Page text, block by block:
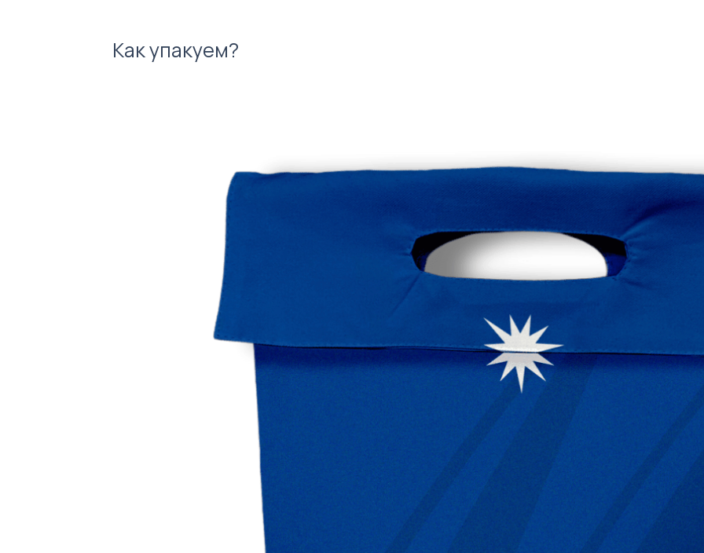
Как упакуем?